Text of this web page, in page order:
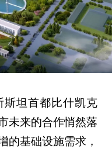
坦首都比什凯克
未来的合作悄然落
的基础设施需求，